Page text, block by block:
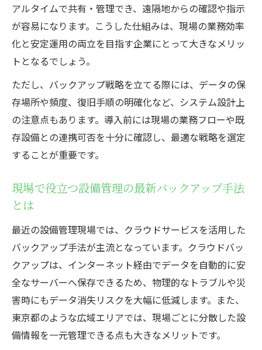
設備管理の現場で進むクラウド活用の実例
紹介
クラウド導入で変わる設備管理のワークフ
ローとは
設備管理におけるクラウド活用のメリット
を解説
現場目線で見る設備管理とクラウド連携の
効果
クラウド活用が生み出す設備管理の効率向
的効果
バックアップシステムが設備管理にもたら
す成果
トラブル防止に役立つ設備管理のバックア
アルタイムで共有・管理でき、遠隔地からの確認や指示
が容易になります。こうした仕組みは、現場の業務効率
化と安定運用の両立を目指す企業にとって大きなメリッ
トとなるでしょう。
ただし、バックアップ戦略を立てる際には、データの保
存場所や頻度、復旧手順の明確化など、システム設計上
の注意点もあります。導入前には現場の業務フローや既
存設備との連携可否を十分に確認し、最適な戦略を選定
することが重要です。
現場で役立つ設備管理の最新バックアップ手法
とは
最近の設備管理現場では、クラウドサービスを活用した
バックアップ手法が主流となっています。クラウドバッ
クアップは、インターネット経由でデータを自動的に安
全なサーバーへ保存できるため、物理的なトラブルや災
害時にもデータ消失リスクを大幅に低減します。また、
東京都のような広域エリアでは、現場ごとに分散した設
備情報を一元管理できる点も大きなメリットです。